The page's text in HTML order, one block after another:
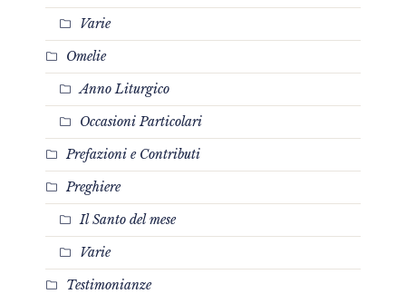
Varie
Omelie
Anno Liturgico
Occasioni Particolari
Prefazioni e Contributi
Preghiere
Il Santo del mese
Varie
Testimonianze